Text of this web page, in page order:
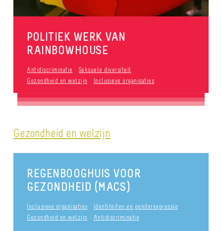
POLITIEK WERK VAN
RAINBOWHOUSE
Antidiscriminatie
Seksuele diversiteit
Gezondheid en welzijn
Inclusieve organisaties
Gezondheid en welzijn
REGENBOOGHUIS VOOR
GEZONDHEID (MACS)
Inclusieve organisaties
Identiteiten en genderexpressie
Gezondheid en welzijn
Antidiscriminatie